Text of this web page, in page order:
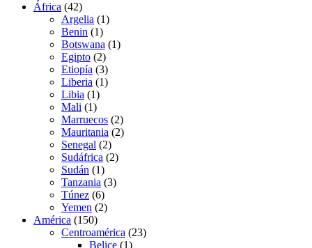
África (42)
Argelia (1)
Benin (1)
Botswana (1)
Egipto (2)
Etiopía (3)
Liberia (1)
Libia (1)
Mali (1)
Marruecos (2)
Mauritania (2)
Senegal (2)
Sudáfrica (2)
Sudán (1)
Tanzania (3)
Túnez (6)
Yemen (2)
América (150)
Centroamérica (23)
Belice (1)